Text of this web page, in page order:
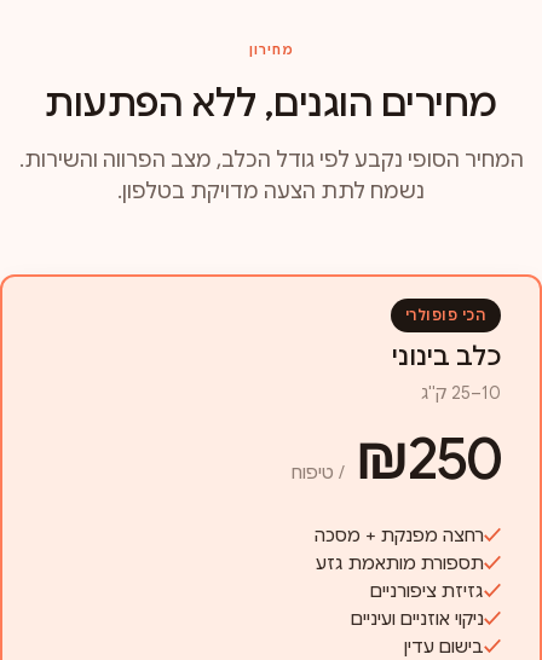
מחירון
מחירים הוגנים, ללא הפתעות
המחיר הסופי נקבע לפי גודל הכלב, מצב הפרווה והשירות.
נשמח לתת הצעה מדויקת בטלפון.
הכי פופולרי
כלב בינוני
10–25 ק"ג
₪250 / טיפוח
רחצה מפנקת + מסכה
תספורת מותאמת גזע
גזיזת ציפורניים
ניקוי אוזניים ועיניים
בישום עדין